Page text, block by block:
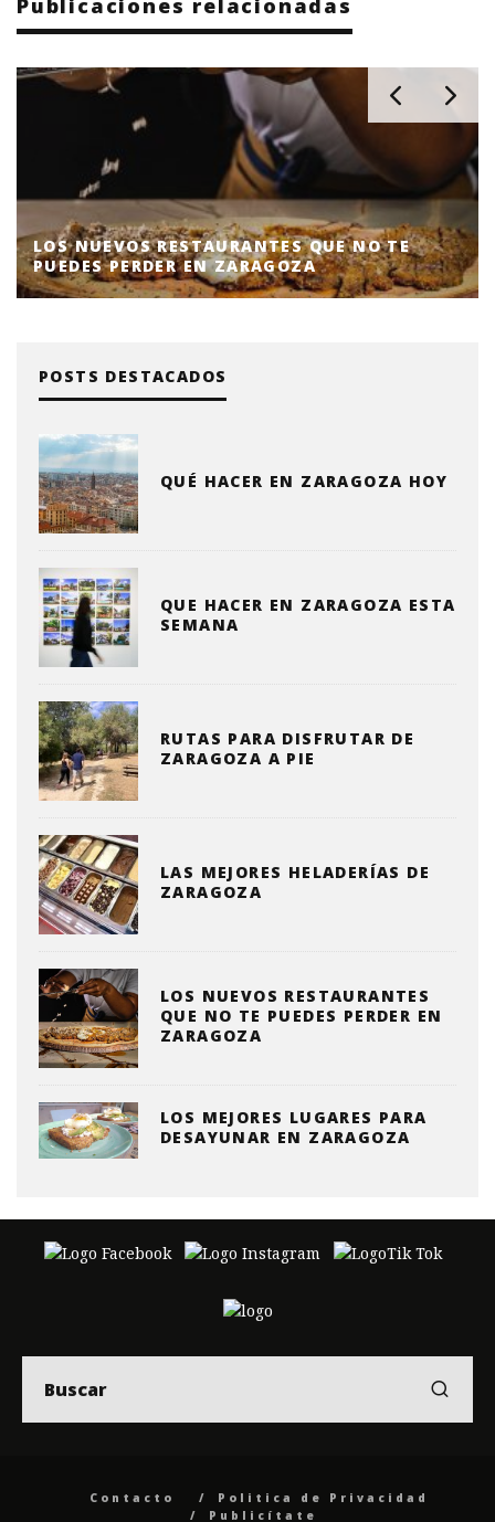
Publicaciones relacionadas
LOS NUEVOS RESTAURANTES QUE NO TE
PUEDES PERDER EN ZARAGOZA
POSTS DESTACADOS
QUÉ HACER EN ZARAGOZA HOY
QUE HACER EN ZARAGOZA ESTA
SEMANA
RUTAS PARA DISFRUTAR DE
ZARAGOZA A PIE
LAS MEJORES HELADERÍAS DE
ZARAGOZA
LOS NUEVOS RESTAURANTES
QUE NO TE PUEDES PERDER EN
ZARAGOZA
LOS MEJORES LUGARES PARA
DESAYUNAR EN ZARAGOZA
Contacto
Politica de Privacidad
Publicítate